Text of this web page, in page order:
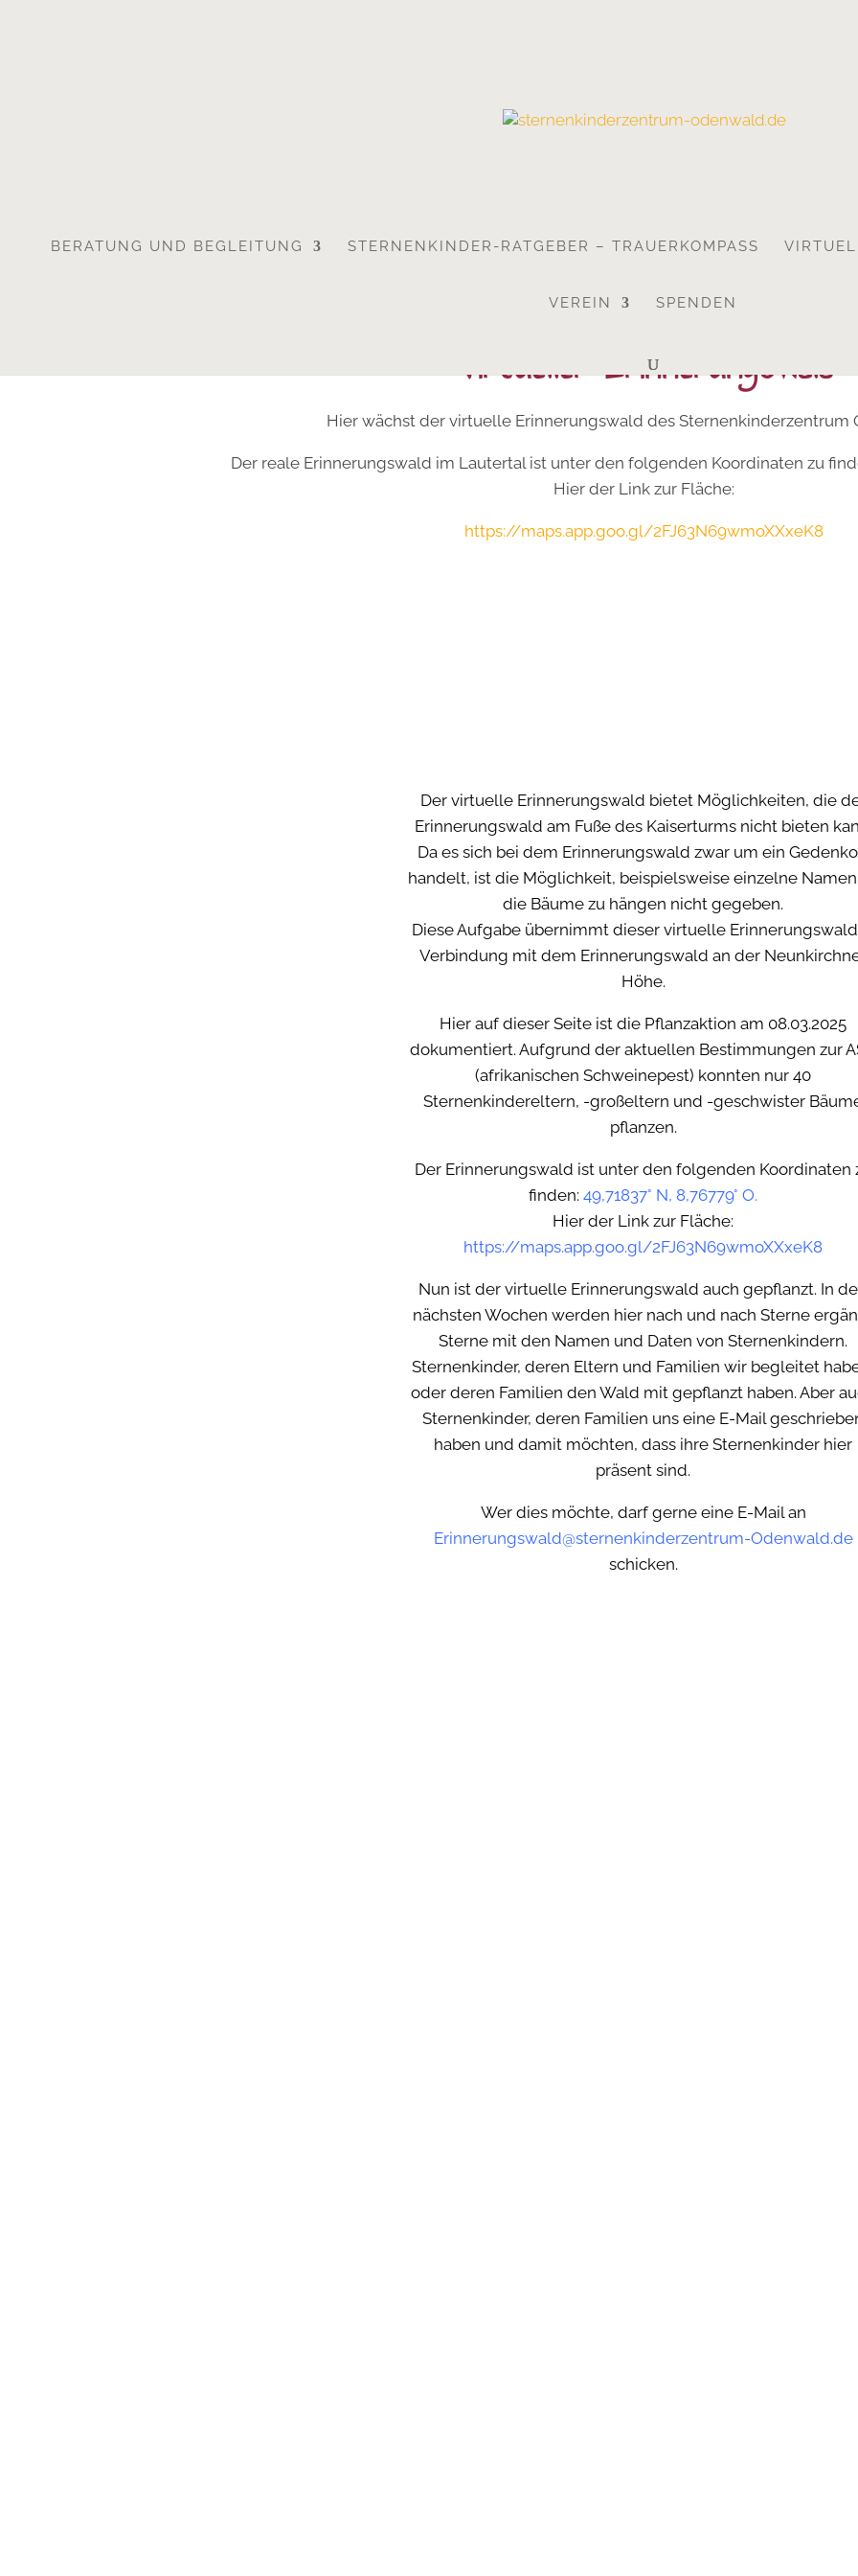
BERATUNG UND BEGLEITUNG STERNENKINDER-RATGEBER – TRAUERKOMPASS
VEREIN SPENDEN
Virtueller Erinnerungswald
Hier wächst der virtuelle Erinnerungswald des Sternenkinderzentrum
Der reale Erinnerungswald im Lautertal ist unter den folgenden Koordinaten zu
Hier der Link zur Fläche:
https://maps.app.goo.gl/2FJ63N69wmoXXxeK8
Der virtuelle Erinnerungswald bietet Möglichkeiten, die
Erinnerungswald am Fuße des Kaiserturms nicht bieten
Da es sich bei dem Erinnerungswald zwar um ein
handelt, ist die Möglichkeit, beispielsweise einzelne Namen
die Bäume zu hängen nicht gegeben.
Diese Aufgabe übernimmt dieser virtuelle
Verbindung mit dem Erinnerungswald an der
Höhe.
Hier auf dieser Seite ist die Pflanzaktion am 08.03.2025
dokumentiert. Aufgrund der aktuellen Bestimmungen zur
(afrikanischen Schweinepest) konnten nur 40
Sternenkindereltern, -großeltern und -geschwister
pflanzen.
Der Erinnerungswald ist unter den folgenden Koordinaten
finden:49,71837° N, 8,76779° O.
Hier der Link zur Fläche:
https://maps.app.goo.gl/2FJ63N69wmoXXxeK8
Nun ist der virtuelle Erinnerungswald auch gepflanzt. In
nächsten Wochen werden hier nach und nach Sterne
Sterne mit den Namen und Daten von Sternenkindern.
Sternenkinder, deren Eltern und Familien wir begleitet
oder deren Familien den Wald mit gepflanzt haben. Aber
Sternenkinder, deren Familien uns eine E-Mail
haben und damit möchten, dass ihre Sternenkinder hier
präsent sind.
Wer dies möchte, darf gerne eine E-Mail an
Erinnerungswald@sternenkinderzentrum-Odenwald.de
schicken.